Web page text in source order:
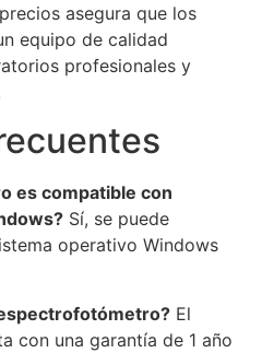
asegura que los
equipo de calidad
profesionales y
es compatible con
Sí, se puede
operativo Windows
El
con una garantía de 1 año